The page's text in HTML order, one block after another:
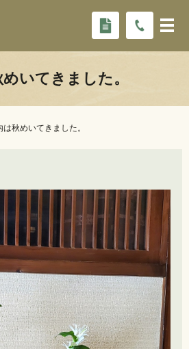
いてきました。
は秋めいてきました。